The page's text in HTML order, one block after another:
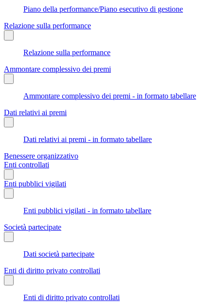
Piano della performance/Piano esecutivo di gestione
Relazione sulla performance
Relazione sulla performance
Ammontare complessivo dei premi
Ammontare complessivo dei premi - in formato tabellare
Dati relativi ai premi
Dati relativi ai premi - in formato tabellare
Benessere organizzativo
Enti controllati
Enti pubblici vigilati
Enti pubblici vigilati - in formato tabellare
Società partecipate
Dati società partecipate
Enti di diritto privato controllati
Enti di diritto privato controllati